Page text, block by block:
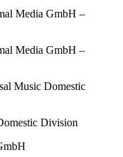
Media GmbH –
Media GmbH –
Music Domestic
Division